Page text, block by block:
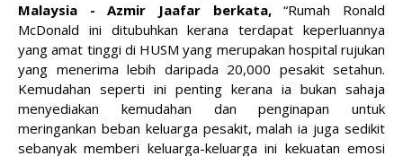
Malaysia - Azmir Jaafar berkata,“Rumah Ronald
McDonald ini ditubuhkan kerana terdapat keperluannya
yang amat tinggi di HUSM yang merupakan hospital rujukan
yang menerima lebih daripada 20,000 pesakit setahun.
Kemudahan seperti ini penting kerana ia bukan sahaja
menyediakan kemudahan dan penginapan untuk
meringankan beban keluarga pesakit, malah ia juga sedikit
sebanyak memberi keluarga-keluarga ini kekuatan emosi